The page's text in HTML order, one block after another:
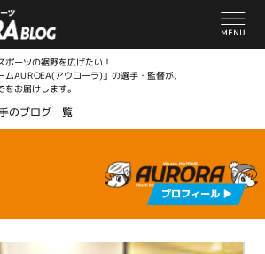
ーツの裾野を広げたい！
AUROEA(アウローラ)」の選手・監督が、
お届けします。
のブログ一覧
プロフィール ▶︎